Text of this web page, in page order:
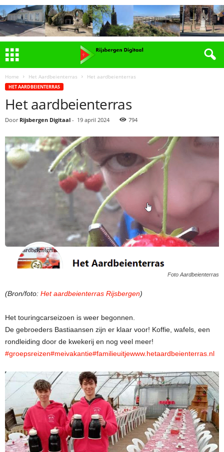
Home Het Aardbeienterras Het aardbeienterras
HET AARDBEIENTERRAS
Het aardbeienterras
Door Rijsbergen Digitaal - 19 april 2024 794
Foto Aardbeienterras
(Bron/foto: Het aardbeienterras Rijsbergen)
Het touringcarseizoen is weer begonnen.
De gebroeders Bastiaansen zijn er klaar voor! Koffie, wafels, een
rondleiding door de kwekerij en nog veel meer!
#groepsreizen#meivakantie#familieuitjewww.hetaardbeienterras.nl